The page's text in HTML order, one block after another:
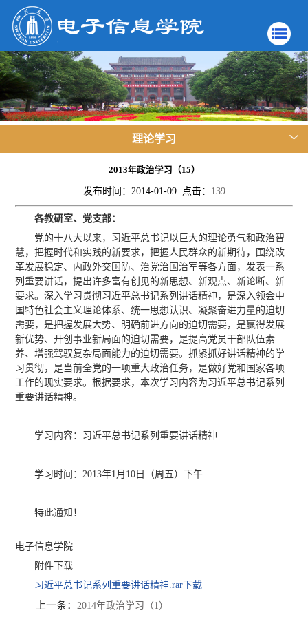
理论学习
2013年政治学习（15）
发布时间：2014-01-09 点击： 139
各教研室、党支部：
党的十八大以来，习近平总书记以巨大的理论勇气和政治智
慧，把握时代和实践的新要求，把握人民群众的新期待，围绕改
革发展稳定、内政外交国防、治党治国治军等各方面，发表一系
列重要讲话，提出许多富有创见的新思想、新观点、新论断、新
要求。深入学习贯彻习近平总书记系列讲话精神，是深入领会中
国特色社会主义理论体系、统一思想认识、凝聚奋进力量的迫切
需要，是把握发展大势、明确前进方向的迫切需要，是赢得发展
新优势、开创事业新局面的迫切需要，是提高党员干部队伍素
养、增强驾驭复杂局面能力的迫切需要。抓紧抓好讲话精神的学
习贯彻，是当前全党的一项重大政治任务，是做好党和国家各项
工作的现实要求。根据要求，本次学习内容为习近平总书记系列
重要讲话精神。
学习内容：习近平总书记系列重要讲话精神
学习时间：2013年1月10日（周五）下午
特此通知！
电子信息学院
附件下载
习近平总书记系列重要讲话精神.rar 下载
上一条： 2014年政治学习（1）